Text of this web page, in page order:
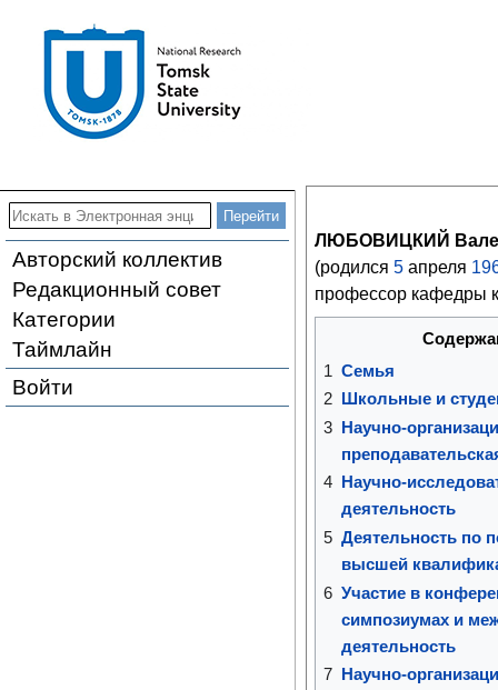
Авторский коллектив
Редакционный совет
Категории
Таймлайн
Войти
ЛЮБОВИЦКИЙ
(родился 5 апреля
профессор кафедры
1 Семья
2
Школьные и
3 Научно-
4
Научно-
деятельность
5 Деятельность по
высшей
6 Участие в
симпозиумах и
деятельность
7 Научно-